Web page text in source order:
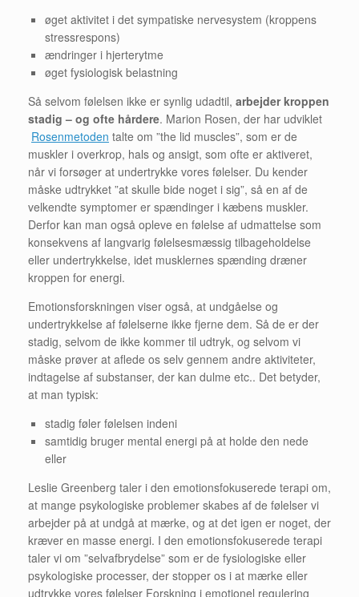
øget aktivitet i det sympatiske nervesystem (kroppens
stressrespons)
ændringer i hjerterytme
øget fysiologisk belastning
Så selvom følelsen ikke er synlig udadtil, arbejder kroppen
stadig – og ofte hårdere. Marion Rosen, der har udviklet
Rosenmetoden talte om ”the lid muscles”, som er de
muskler i overkrop, hals og ansigt, som ofte er aktiveret,
når vi forsøger at undertrykke vores følelser. Du kender
måske udtrykket ”at skulle bide noget i sig”, så en af de
velkendte symptomer er spændinger i kæbens muskler.
Derfor kan man også opleve en følelse af udmattelse som
konsekvens af langvarig følelsesmæssig tilbageholdelse
eller undertrykkelse, idet musklernes spænding dræner
kroppen for energi.
Emotionsforskningen viser også, at undgåelse og
undertrykkelse af følelserne ikke fjerne dem. Så de er der
stadig, selvom de ikke kommer til udtryk, og selvom vi
måske prøver at aflede os selv gennem andre aktiviteter,
indtagelse af substanser, der kan dulme etc.. Det betyder,
at man typisk:
stadig føler følelsen indeni
samtidig bruger mental energi på at holde den nede
eller
Leslie Greenberg taler i den emotionsfokuserede terapi om,
at mange psykologiske problemer skabes af de følelser vi
arbejder på at undgå at mærke, og at det igen er noget, der
kræver en masse energi. I den emotionsfokuserede terapi
taler vi om ”selvafbrydelse” som er de fysiologiske eller
psykologiske processer, der stopper os i at mærke eller
udtrykke vores følelser Forskning i emotionel regulering